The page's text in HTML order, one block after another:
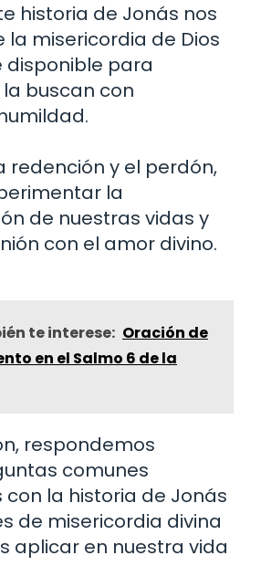
historia de Jonás nos
la misericordia de Dios
disponible para
buscan con
redención y el perdón,
la
de nuestras vidas y
con el amor divino.
te interese: Oración de
en el Salmo 6 de la
respondemos
comunes
la historia de Jonás
de misericordia divina
aplicar en nuestra vida